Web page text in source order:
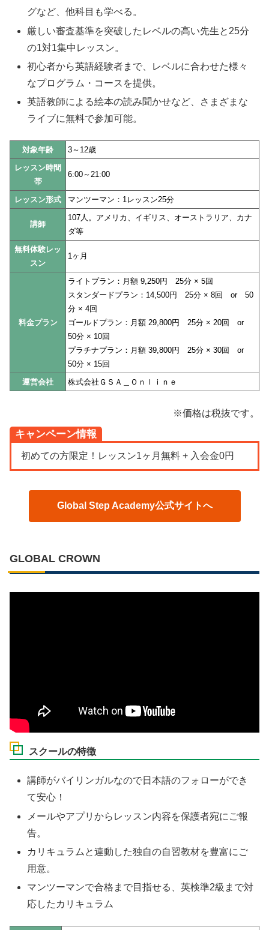
グなど、他科目も学べる。
厳しい審査基準を突破したレベルの高い先生と25分
の1対1集中レッスン。
初心者から英語経験者まで、レベルに合わせた様々
なプログラム・コースを提供。
英語教師による絵本の読み聞かせなど、さまざまな
ライブに無料で参加可能。
対象年齢
3～12歳
レッスン時間
帯
6:00～21:00
レッスン形式 マンツーマン：1レッスン25分
講師
107人。アメリカ、イギリス、オーストラリア、カナ
ダ等
無料体験レッ
スン
1ヶ月
料金プラン
ライトプラン：月額 9,250円 25分 × 5回
スタンダードプラン：14,500円 25分 × 8回 or 50
分 × 4回
ゴールドプラン：月額 29,800円 25分 × 20回 or
50分 × 10回
プラチナプラン：月額 39,800円 25分 × 30回 or
50分 × 15回
運営会社
株式会社ＧＳＡ＿Ｏｎｌｉｎｅ
※価格は税抜です。
キャンペーン情報
初めての方限定！レッスン1ヶ月無料 + 入会金0円
Global Step Academy公式サイトへ
GLOBAL CROWN
スクールの特徴
講師がバイリンガルなので日本語のフォローができ
て安心！
メールやアプリからレッスン内容を保護者宛にご報
告。
カリキュラムと連動した独自の自習教材を豊富にご
用意。
マンツーマンで合格まで目指せる、英検準2級まで対
応したカリキュラム